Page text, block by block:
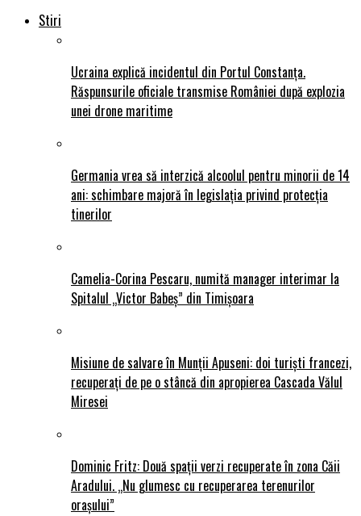
Stiri
Ucraina explică incidentul din Portul Constanța.
Răspunsurile oficiale transmise României după explozia
unei drone maritime
Germania vrea să interzică alcoolul pentru minorii de 14
ani: schimbare majoră în legislația privind protecția
tinerilor
Camelia-Corina Pescaru, numită manager interimar la
Spitalul „Victor Babeș” din Timișoara
Misiune de salvare în Munții Apuseni: doi turiști francezi,
recuperați de pe o stâncă din apropierea Cascada Vălul
Miresei
Dominic Fritz: Două spații verzi recuperate în zona Căii
Aradului. „Nu glumesc cu recuperarea terenurilor
orașului”